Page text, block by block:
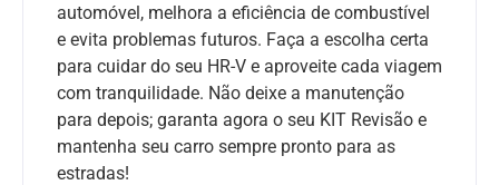
automóvel, melhora a eficiência de combustível
e evita problemas futuros. Faça a escolha certa
para cuidar do seu HR-V e aproveite cada viagem
com tranquilidade. Não deixe a manutenção
para depois; garanta agora o seu KIT Revisão e
mantenha seu carro sempre pronto para as
estradas!